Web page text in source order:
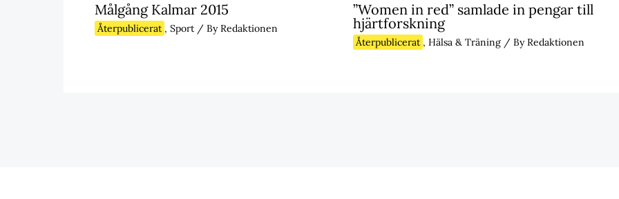
Målgång Kalmar 2015
Återpublicerat , Sport / ByRedaktionen
”Women in red” samlade in pengar till
hjärtforskning
Återpublicerat , Hälsa & Träning/ ByRedaktionen